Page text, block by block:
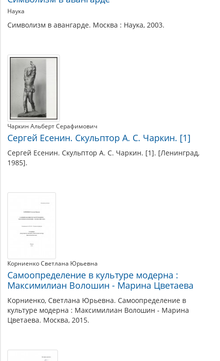
Наука
Символизм в авангарде. Москва : Наука, 2003.
Чаркин Альберт Серафимович
Сергей Есенин. Скульптор А. С. Чаркин. [1]
Сергей Есенин. Скульптор А. С. Чаркин. [1]. [Ленинград,
1985].
Корниенко Светлана Юрьевна
Самоопределение в культуре модерна :
Максимилиан Волошин - Марина Цветаева
Корниенко, Светлана Юрьевна. Самоопределение в
культуре модерна : Максимилиан Волошин - Марина
Цветаева. Москва, 2015.